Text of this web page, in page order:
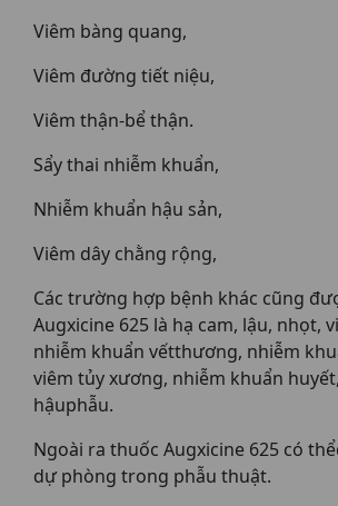
Viêm bàng quang,
Viêm đường tiết niệu,
Viêm thận-bể thận.
Sẩy thai nhiễm khuẩn,
Nhiễm khuẩn hậu sản,
Viêm dây chằng rộng,
Các trường hợp bệnh khác cũng
Augxicine 625 là hạ cam, lậu, nhọt,
nhiễm khuẩn vếtthương, nhiễm
viêm tủy xương, nhiễm khuẩn
hậuphẫu.
Ngoài ra thuốc Augxicine 625 có
dự phòng trong phẫu thuật.